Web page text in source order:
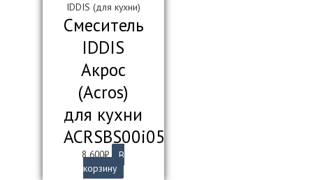
IDDIS (для кухни)
Смеситель
IDDIS
Акрос
(Acros)
для кухни
ACRSBS00i05
8 600₽
В
корзину